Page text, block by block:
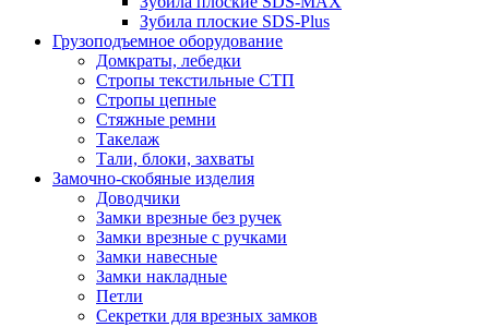
Зубила плоские SDS-Plus
Грузоподъемное оборудование
Домкраты, лебедки
Стропы текстильные СТП
Стропы цепные
Стяжные ремни
Такелаж
Тали, блоки, захваты
Замочно-скобяные изделия
Доводчики
Замки врезные без ручек
Замки врезные с ручками
Замки навесные
Замки накладные
Петли
Секретки для врезных замков